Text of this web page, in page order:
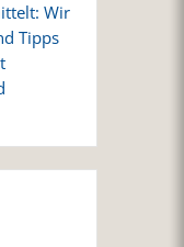
Wir
Tipps